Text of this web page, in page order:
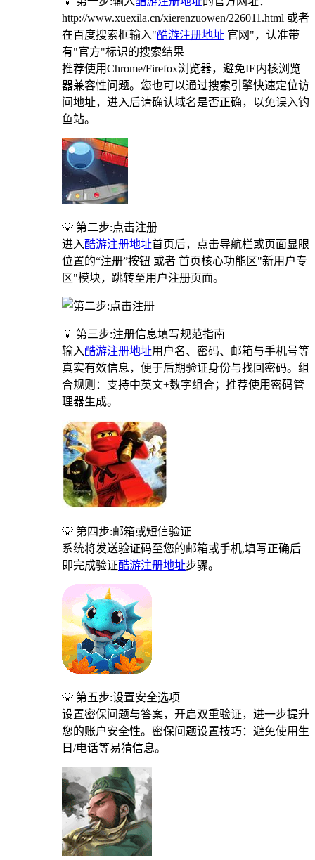
http://www.xuexila.cn/xierenzuowen/226011.html 或者
在百度搜索框输入"酷游注册地址 官网"，认准带
有"官方"标识的搜索结果
推荐使用Chrome/Firefox浏览器，避免IE内核浏览
器兼容性问题。您也可以通过搜索引擎快速定位访
问地址，进入后请确认域名是否正确，以免误入钓
鱼站。
💡 第二步:点击注册
进入酷游注册地址首页后，点击导航栏或页面显眼
位置的“注册”按钮 或者 首页核心功能区"新用户专
区"模块，跳转至用户注册页面。
💡 第三步:注册信息填写规范指南
输入酷游注册地址用户名、密码、邮箱与手机号等
真实有效信息，便于后期验证身份与找回密码。组
合规则：支持中英文+数字组合；推荐使用密码管
理器生成。
💡 第四步:邮箱或短信验证
系统将发送验证码至您的邮箱或手机,填写正确后
即完成验证酷游注册地址步骤。
💡 第五步:设置安全选项
设置密保问题与答案，开启双重验证，进一步提升
您的账户安全性。密保问题设置技巧：避免使用生
日/电话等易猜信息。